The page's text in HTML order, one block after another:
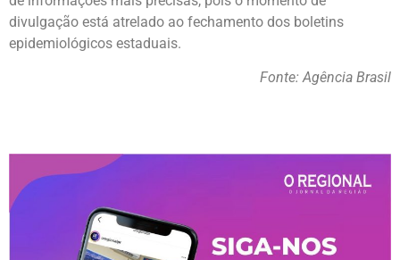
divulgação está atrelado ao fechamento dos boletins
epidemiológicos estaduais.
Fonte: Agência Brasil